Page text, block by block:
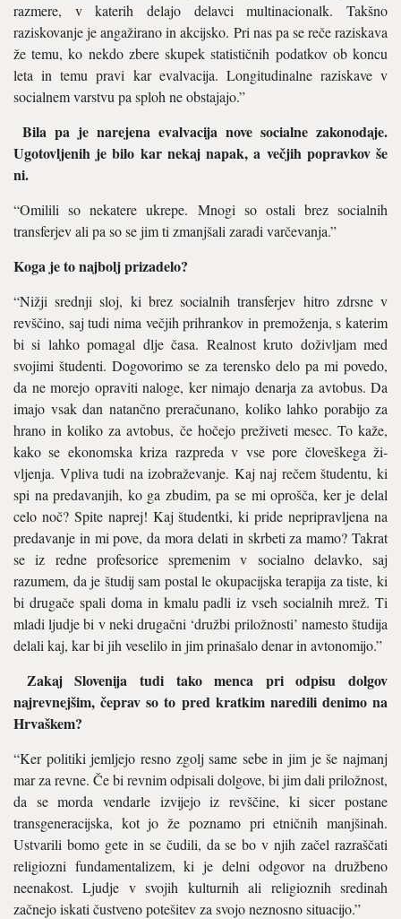
razmere, v katerih delajo delavci multinaci­onalk. Takšno
raziskovanje je an­gažirano in akcijsko. Pri nas pa se reče raziskava
že temu, ko nekdo zbere skupek statističnih podatkov ob koncu
leta in temu pravi kar evalvacija. Longitudinalne raziska­ve v
socialnem varstvu pa sploh ne obstajajo.”
Bila pa je narejena evalvacija nove socialne zakonodaje.
Ugotovljenih je bilo kar nekaj napak, a večjih popravkov še
ni.
“Omilili so nekatere ukrepe. Mnogi so ostali brez socialnih
transferjev ali pa so se jim ti zmanjšali zaradi varčevanja.”
Koga je to najbolj prizadelo?
“Nižji srednji sloj, ki brez socialnih transferjev hitro zdrsne v
revšči­no, saj tudi nima večjih prihrankov in premoženja, s katerim
bi si lahko pomagal dlje časa. Realnost kruto doživljam med
svojimi štu­denti. Dogovorimo se za terensko delo pa mi povedo,
da ne morejo opraviti naloge, ker nimajo denarja za avtobus. Da
imajo vsak dan na­tančno preračunano, koliko lahko porabijo za
hrano in koliko za av­tobus, če hočejo preživeti mesec. To kaže,
kako se ekonomska kriza razpreda v vse pore človeškega ži­
vljenja. Vpliva tudi na izobraže­vanje. Kaj naj rečem študentu, ki
spi na predavanjih, ko ga zbudim, pa se mi oprošča, ker je delal
celo noč? Spite naprej! Kaj študentki, ki pride nepripravljena na
predavanje in mi pove, da mora delati in skr­beti za mamo? Takrat
se iz redne profesorice spremenim v socialno delavko, saj
razumem, da je študij sam postal le okupacijska terapija za tiste, ki
bi drugače spali doma in kmalu padli iz vseh socialnih mrež. Ti
mladi ljudje bi v neki dru­gačni ‘družbi priložnosti’ namesto študija
delali kaj, kar bi jih veselilo in jim prinašalo denar in avtono­mijo.”
Zakaj Slovenija tudi tako menca pri odpisu dolgov
najrevnejšim, čeprav so to pred kratkim naredi­li denimo na
Hrvaškem?
“Ker politiki jemljejo resno zgolj same sebe in jim je še najmanj
mar za revne. Če bi revnim odpisali dol­gove, bi jim dali priložnost,
da se morda vendarle izvijejo iz revščine, ki sicer postane
transgeneracijska, kot jo že poznamo pri etničnih manjšinah.
Ustvarili bomo gete in se čudili, da se bo v njih začel razraščati
religiozni fundamenta­lizem, ki je delni odgovor na druž­beno
neenakost. Ljudje v svojih kulturnih ali religioznih sredinah
začnejo iskati čustveno potešitev za svojo neznosno situacijo.”